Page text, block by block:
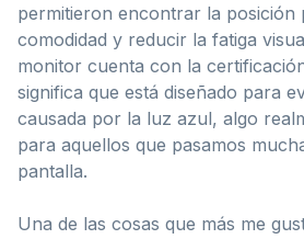
permitieron encontrar la posición
comodidad y reducir la fatiga
monitor cuenta con la
significa que está diseñado para
causada por la luz azul, algo
para aquellos que pasamos
pantalla.
Una de las cosas que más me